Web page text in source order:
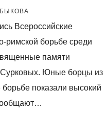
Всероссийские
римской борьбе среди
памяти
Юные борцы из
показали высокий